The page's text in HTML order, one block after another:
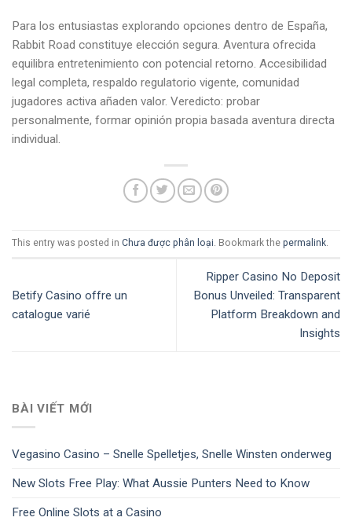
Para los entusiastas explorando opciones dentro de España,
Rabbit Road constituye elección segura. Aventura ofrecida
equilibra entretenimiento con potencial retorno. Accesibilidad
legal completa, respaldo regulatorio vigente, comunidad
jugadores activa añaden valor. Veredicto: probar
personalmente, formar opinión propia basada aventura directa
individual.
This entry was posted in Chưa được phân loại. Bookmark the permalink.
Betify Casino offre un
catalogue varié
Ripper Casino No Deposit
Bonus Unveiled: Transparent
Platform Breakdown and
Insights
BÀI VIẾT MỚI
Vegasino Casino – Snelle Spelletjes, Snelle Winsten onderweg
New Slots Free Play: What Aussie Punters Need to Know
Free Online Slots at a Casino